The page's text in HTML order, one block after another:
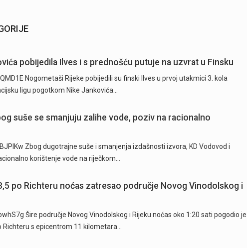
pobijedila Ilves i s prednošću putuje na uzvrat u Finsku
Nogometaši Rijeke pobijedili su finski Ilves u prvoj utakmici 3. kola
ligu pogotkom Nike Jankovića…
suše se smanjuju zalihe vode, poziv na racionalno
Zbog dugotrajne suše i smanjenja izdašnosti izvora, KD Vodovod i
korištenje vode na riječkom…
po Richteru noćas zatresao područje Novog Vinodolskog i
Šire područje Novog Vinodolskog i Rijeku noćas oko 1:20 sati pogodio je
s epicentrom 11 kilometara…